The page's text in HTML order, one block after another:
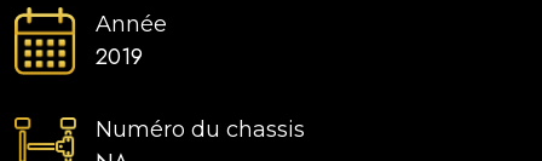
Année
2019
Numéro du chassis